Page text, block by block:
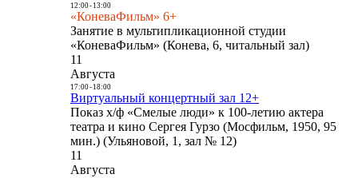
12:00- 13:00
«КоневаФильм» 6+
Занятие в мультипликационной студии
«КоневаФильм» (Конева, 6, читальный зал)
11
Августа
17:00- 18:00
Виртуальный концертный зал 12+
Показ х/ф «Смелые люди» к 100-летию актера
театра и кино Сергея Гурзо (Мосфильм, 1950, 95
мин.) (Ульяновой, 1, зал № 12)
11
Августа